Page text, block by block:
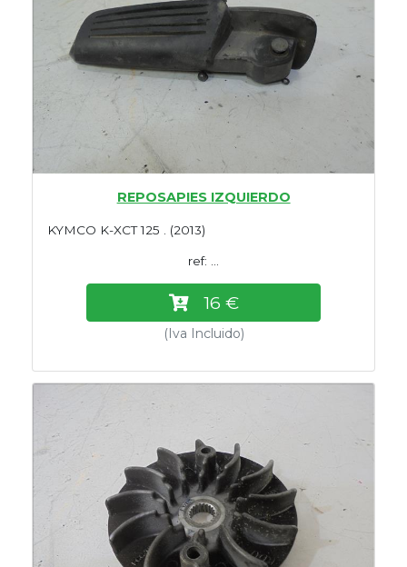
REPOSAPIES IZQUIERDO
KYMCO K-XCT 125 . (2013)
ref: ...
16 €
(Iva Incluido)